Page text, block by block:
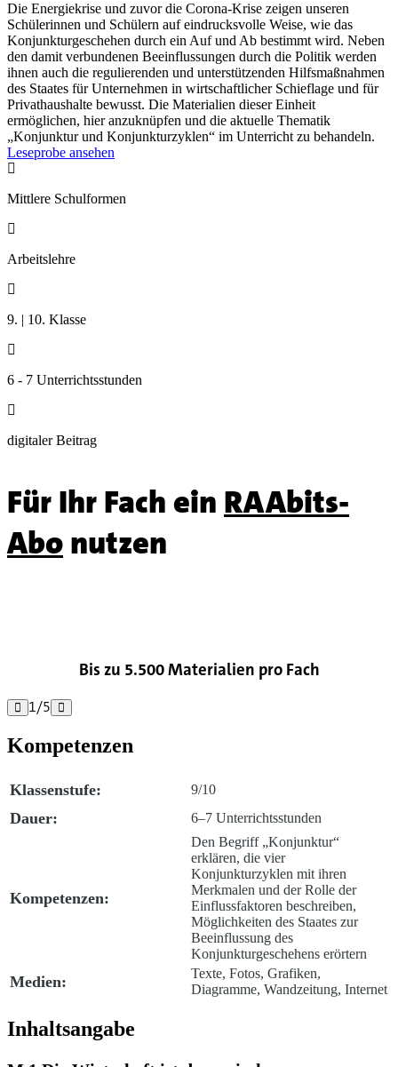
Die Energiekrise und zuvor die Corona-Krise zeigen unseren
Schülerinnen und Schülern auf eindrucksvolle Weise, wie das
Konjunkturgeschehen durch ein Auf und Ab bestimmt wird. Neben
den damit verbundenen Beeinflussungen durch die Politik werden
ihnen auch die regulierenden und unterstützenden Hilfsmaßnahmen
des Staates für Unternehmen in wirtschaftlicher Schieflage und für
Privathaushalte bewusst. Die Materialien dieser Einheit
ermöglichen, hier anzuknüpfen und die aktuelle Thematik
„Konjunktur und Konjunkturzyklen“ im Unterricht zu behandeln.
Leseprobe ansehen

Mittlere Schulformen

Arbeitslehre

9. | 10. Klasse

6 - 7 Unterrichtsstunden

digitaler Beitrag
Für Ihr Fach ein RAAbits-
Abonutzen
Bis zu 5.500 Materialien pro Fach
 1/5 
Kompetenzen
Klassenstufe: 9/10
Dauer: 6–7 Unterrichtsstunden
Kompetenzen:
Den Begriff „Konjunktur“
erklären, die vier
Konjunkturzyklen mit ihren
Merkmalen und der Rolle der
Einflussfaktoren beschreiben,
Möglichkeiten des Staates zur
Beeinflussung des
Konjunkturgeschehens erörtern
Medien:
Texte, Fotos, Grafiken,
Diagramme, Wandzeitung, Internet
Inhaltsangabe